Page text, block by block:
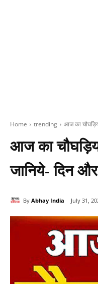
Home trending आज का
आज का
जानिये- दिन
By Abhay India July 31,